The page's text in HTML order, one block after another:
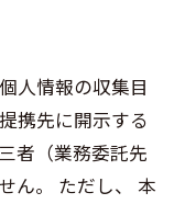
人情報の収集目
携先に開示する
者（業務委託先
ん。 ただし、 本